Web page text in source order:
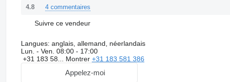
4.8 4 commentaires
Suivre ce vendeur
Langues: anglais, allemand, néerlandais
Lun. - Ven. 08:00 - 17:00
+31 183 58... Montrer +31 183 581 386
Appelez-moi